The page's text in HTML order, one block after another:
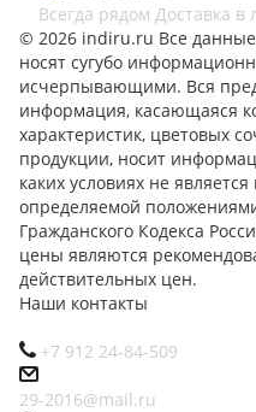
Всегда рядом Доставка в
© 2026 indiru.ru Все
носят сугубо
исчерпывающими. Вся
информация, касающаяся
характеристик, цветовых
продукции, носит
каких условиях не
определяемой
Гражданского Кодекса
цены являются
действительных цен.
Наши контакты
+7 912 24-84-509
29-2016@mail.ru